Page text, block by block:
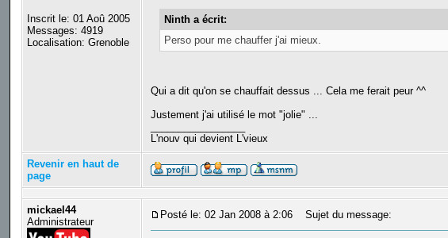
Inscrit le: 01 Aoû 2005
Messages: 4919
Localisation: Grenoble
Ninth a écrit:
Perso pour me chauffer j'ai mieux.
Qui a dit qu'on se chauffait dessus ... Cela me ferait peur ^^
Justement j'ai utilisé le mot "jolie" ...
L'nouv qui devient L'vieux
Revenir en haut de
page
mickael44
Administrateur
Posté le: 02 Jan 2008 à 2:06 Sujet du message: